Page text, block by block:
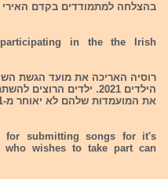
בהצלחה למתמודדים בקדם האירי
in the the Irish
רוסיה האריכה את מועד הגשת
הילדים 2021. ילדים
את המועמדות שלהם לא יאוחר מ-20/9/21.
for submitting songs for it's
who wishes to take part can